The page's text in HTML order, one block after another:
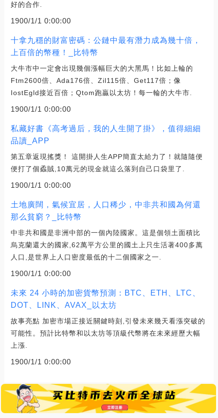
好的合作.
1900/1/1 0:00:00
十拿九穩的財富密碼：公鏈中最有潛力成為幾十倍，
上百倍的幣種！_比特幣
大牛市中一定會出現幾個漲幅巨大的大黑馬！比如上輪的
Ftm2600倍、Ada176倍、Zil115倍、Get117倍；像
IostEgld接近百倍；Qtom跑贏以太坊！每一輪的大牛市.
1900/1/1 0:00:00
私藏好書《高考過后，我的人生開了掛》，值得細細
品讀_APP
第五章返現搖獎！ 這開掛人生APP簡直太給力了！就隨隨便
便打了個蟊賊,10萬元的現金就這么落到自己口袋里了.
1900/1/1 0:00:00
土地廣闊，氣候宜居，人口稀少，中非共和國為何還
那么貧窮？_比特幣
中非共和國是非洲中部的一個內陸國家。這是個領土面積比
烏克蘭還大的國家,62萬平方公里的國土上只生活著400多萬
人口,是世界上人口密度最低的十二個國家之一.
1900/1/1 0:00:00
未來 24 小時的加密貨幣預測：BTC、ETH、LTC、
DOT、LINK、AVAX_以太坊
故事亮點 加密市場正接近關鍵時刻,引發未來幾天看漲突破的
可能性。預計比特幣和以太坊等頂級代幣將在未來經歷大幅
上漲.
1900/1/1 0:00:00